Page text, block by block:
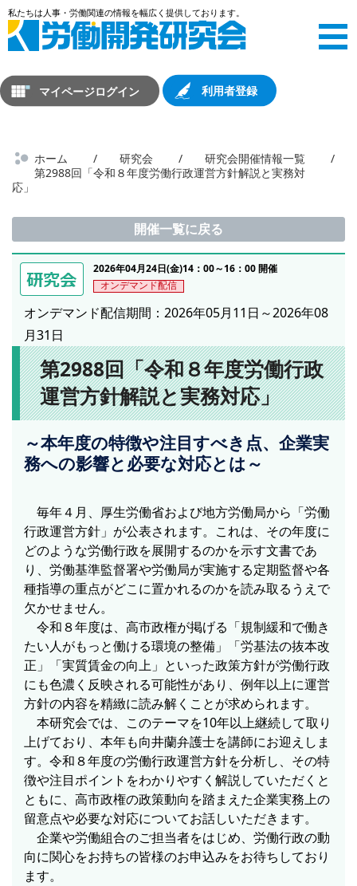
マイページログイン 利用者登録
ホーム 研究会
研究会開催情報一覧
第2988回「令和８年度労働行政運営方針解説と実務対
応」
開催一覧に戻る
2026年04月24日(金)14：00～16：00 開催
オンデマンド配信
オンデマンド配信期間：2026年05月11日～2026年08
月31日
第2988回「令和８年度労働行政
運営方針解説と実務対応」
～本年度の特徴や注目すべき点、企業実
務への影響と必要な対応とは～
毎年４月、厚生労働省および地方労働局から「労働
行政運営方針」が公表されます。これは、その年度に
どのような労働行政を展開するのかを示す文書であ
り、労働基準監督署や労働局が実施する定期監督や各
種指導の重点がどこに置かれるのかを読み取るうえで
欠かせません。
令和８年度は、高市政権が掲げる「規制緩和で働き
たい人がもっと働ける環境の整備」「労基法の抜本改
正」「実質賃金の向上」といった政策方針が労働行政
にも色濃く反映される可能性があり、例年以上に運営
方針の内容を精緻に読み解くことが求められます。
本研究会では、このテーマを10年以上継続して取り
上げており、本年も向井蘭弁護士を講師にお迎えしま
す。令和８年度の労働行政運営方針を分析し、その特
徴や注目ポイントをわかりやすく解説していただくと
ともに、高市政権の政策動向を踏まえた企業実務上の
留意点や必要な対応についてお話しいただきます。
企業や労働組合のご担当者をはじめ、労働行政の動
向に関心をお持ちの皆様のお申込みをお待ちしており
ます。